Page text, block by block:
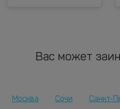
Вас может
Москва Сочи Санкт-